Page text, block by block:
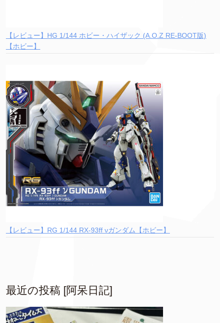
【レビュー】HG 1/144 ホビー・ハイザック (A.O.Z RE-BOOT版)
【ホビー】
【レビュー】RG 1/144 RX-93ff νガンダム【ホビー】
最近の投稿 [阿呆日記]